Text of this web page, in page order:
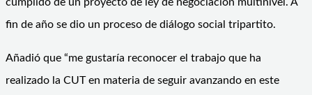
fin de año se dio un proceso de diálogo social tripartito.
Añadió que “me gustaría reconocer el trabajo que ha
realizado la CUT en materia de seguir avanzando en este